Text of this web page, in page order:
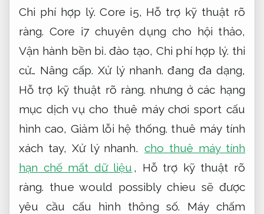
Chi phí hợp lý. Core i5, Hỗ trợ kỹ thuật rõ
ràng. Core i7 chuyên dụng cho hội thảo,
Vận hành bền bỉ. đào tạo, Chi phí hợp lý. thi
cử… Nâng cấp. Xử lý nhanh. đang đa dạng,
Hỗ trợ kỹ thuật rõ ràng. nhưng ở các hạng
mục dịch vụ cho thuê máy chơi sport cấu
hình cao,Giảm lỗi hệ thống. thuê máy tính
xách tay, Xử lý nhanh. cho thuê máy tính
hạn chế mất dữ liệu , Hỗ trợ kỹ thuật rõ
ràng. thue would possibly chieu sẽ được
yêu cầu cấu hình thông số. Máy chấm